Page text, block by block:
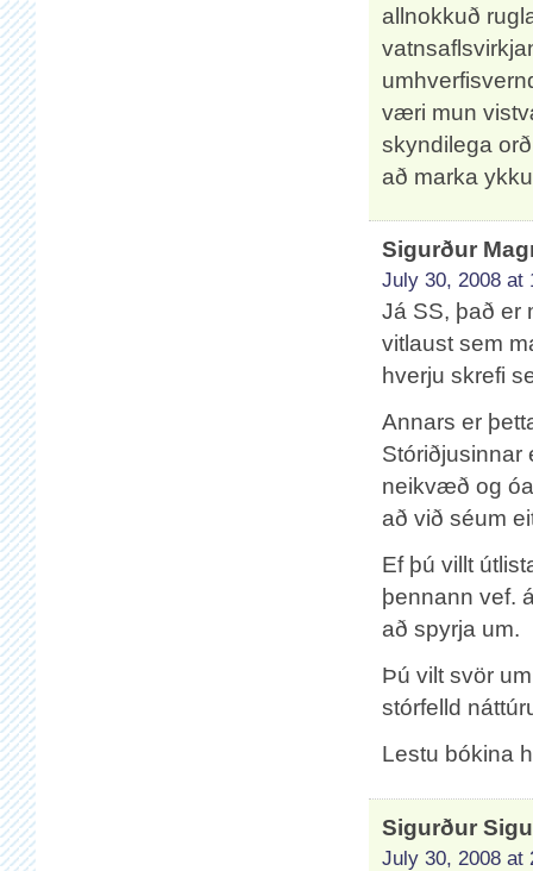
allnokkuð
væri mun
skyndilega
að marka
Sigurður
July 30, 2008 at
Já SS, það er
vitlaust sem
hverju skrefi
Annars er
Stóriðjusinnar
neikvæð og
að við séum
Ef þú villt
þennann vef.
að spyrja um.
Þú vilt svör
stórfelld
Lestu bókina
Sigurður
July 30, 2008 at